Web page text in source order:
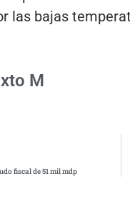
las bajas
M
fiscal de 51 mil mdp